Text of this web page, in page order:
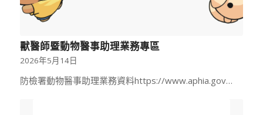
獸醫師暨動物醫事助理業務專區
2026年5月14日
防檢署動物醫事助理業務資料https://www.aphia.gov…